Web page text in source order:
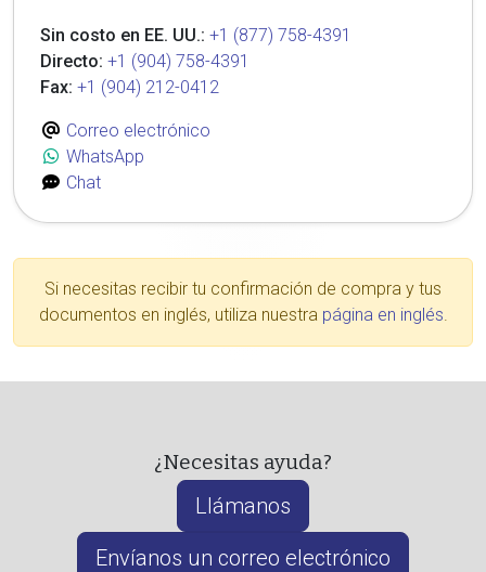
Sin costo en EE. UU.: +1 (877) 758-4391
Directo: +1 (904) 758-4391
Fax: +1 (904) 212-0412
Correo electrónico
WhatsApp
Chat
Si necesitas recibir tu confirmación de compra y tus
documentos en inglés, utiliza nuestra página en inglés.
¿Necesitas ayuda?
Llámanos
Envíanos un correo electrónico